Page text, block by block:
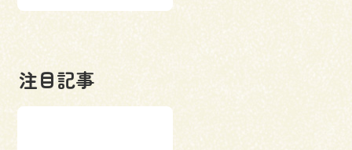
注目記事